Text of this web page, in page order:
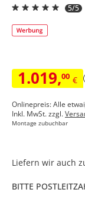
5/5
1.019,00 €
Onlinepreis: Alle
Inkl. MwSt. zzgl.
Montage zubuchbar
Liefern wir auch
BITTE